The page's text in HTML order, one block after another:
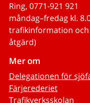
Ring, 0771-921 921
måndag–fredag kl.
trafikinformation
åtgärd)
Mer om
Delegationen för
Färjerederiet
Trafikverksskolan